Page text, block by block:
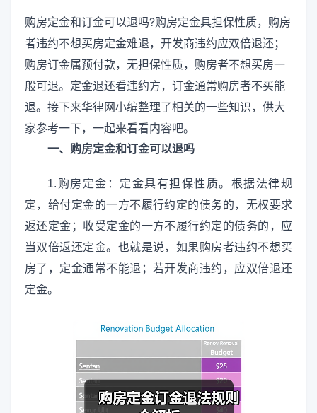
购房定金和订金可以退吗?购房定金具担保性质，购房
者违约不想买房定金难退，开发商违约应双倍退还；
购房订金属预付款，无担保性质，购房者不想买房一
般可退。定金退还看违约方，订金通常购房者不买能
退。接下来华律网小编整理了相关的一些知识，供大
家参考一下，一起来看看内容吧。
一、购房定金和订金可以退吗
1.购房定金：定金具有担保性质。根据法律规
定，给付定金的一方不履行约定的债务的，无权要求
返还定金；收受定金的一方不履行约定的债务的，应
当双倍返还定金。也就是说，如果购房者违约不想买
房了，定金通常不能退；若开发商违约，应双倍退还
定金。